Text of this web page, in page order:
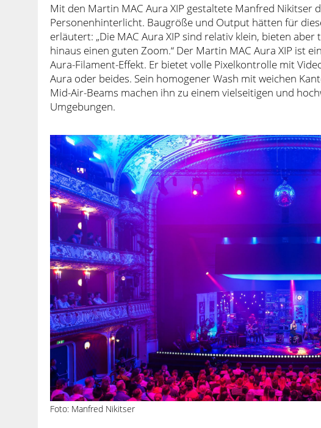
Mit den Martin MAC Aura XIP gestaltete Manfred Nikitser
Personenhinterlicht. Baugröße und Output hätten für
erläutert: „Die MAC Aura XIP sind relativ klein, bieten
hinaus einen guten Zoom.“ Der Martin MAC Aura XIP ist
Aura-Filament-Effekt. Er bietet volle Pixelkontrolle mit
Aura oder beides. Sein homogener Wash mit weichen
Mid-Air-Beams machen ihn zu einem vielseitigen und
Umgebungen.
Foto: Manfred Nikitser